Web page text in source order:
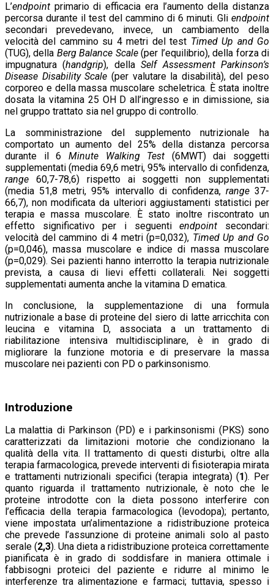
L’endpoint primario di efficacia era l’aumento della distanza
percorsa durante il test del cammino di 6 minuti. Gli endpoint
secondari prevedevano, invece, un cambiamento della
velocità del cammino su 4 metri del test Timed Up and Go
(TUG), della Berg Balance Scale(per l’equilibrio), della forza di
impugnatura (handgrip), dellaSelf Assessment Parkinson’s
Disease Disability Scale (per valutare la disabilità), del peso
corporeo e della massa muscolare scheletrica. È stata inoltre
dosata la vitamina 25 OH D all’ingresso e in dimissione, sia
nel gruppo trattato sia nel gruppo di controllo.
La somministrazione del supplemento nutrizionale ha
comportato un aumento del 25% della distanza percorsa
durante il 6 Minute Walking Test (6MWT) dai soggetti
supplementati (media 69,6 metri, 95% intervallo di confidenza,
range 60,7-78,6) rispetto ai soggetti non supplementati
(media 51,8 metri, 95% intervallo di confidenza, range37-
66,7), non modificata da ulteriori aggiustamenti statistici per
terapia e massa muscolare. È stato inoltre riscontrato un
effetto significativo per i seguentiendpoint secondari:
velocità del cammino di 4 metri (p=0,032), Timed Up and Go
(p=0,046), massa muscolare e indice di massa muscolare
(p=0,029). Sei pazienti hanno interrotto la terapia nutrizionale
prevista, a causa di lievi effetti collaterali. Nei soggetti
supplementati aumenta anche la vitamina D ematica.
In conclusione, la supplementazione di una formula
nutrizionale a base di proteine del siero di latte arricchita con
leucina e vitamina D, associata a un trattamento di
riabilitazione intensiva multidisciplinare, è in grado di
migliorare la funzione motoria e di preservare la massa
muscolare nei pazienti con PD o parkinsonismo.
Introduzione
La malattia di Parkinson (PD) e i parkinsonismi (PKS) sono
caratterizzati da limitazioni motorie che condizionano la
qualità della vita. Il trattamento di questi disturbi, oltre alla
terapia farmacologica, prevede interventi di fisioterapia mirata
e trattamenti nutrizionali specifici (terapia integrata) (1). Per
quanto riguarda il trattamento nutrizionale, è noto che le
proteine introdotte con la dieta possono interferire con
l’efficacia della terapia farmacologica (levodopa); pertanto,
viene impostata un’alimentazione a ridistribuzione proteica
che prevede l’assunzione di proteine animali solo al pasto
serale (2,3). Una dieta a ridistribuzione proteica correttamente
pianificata è in grado di soddisfare in maniera ottimale i
fabbisogni proteici del paziente e ridurre al minimo le
interferenze tra alimentazione e farmaci; tuttavia, spesso i